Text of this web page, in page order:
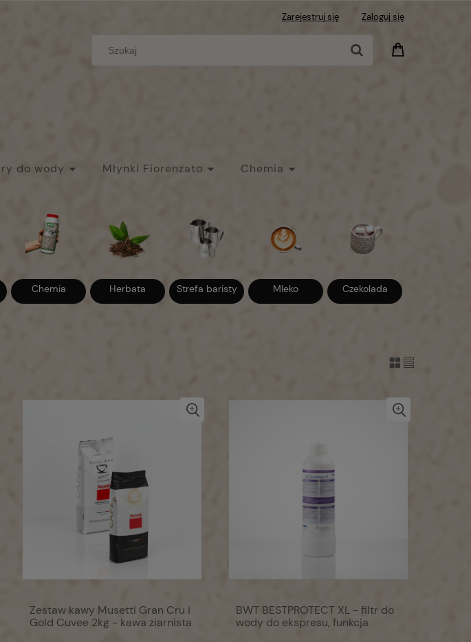
Zarejestruj się Zaloguj się
do wody Młynki Fiorenzato Chemia
Zestaw kawy Musetti Gran Cru i
Gold Cuvee 2kg - kawa ziarnista
BWT BESTPROTECT XL - filtr do
wody do ekspresu, funkcja